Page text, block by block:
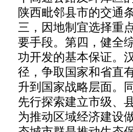
陕西毗邻县市的交通
三，因地制宜选择重
要手段。第四，健全
功开发的基本保证。
径，争取国家和省直
升到国家战略层面。
先行探索建立市级、
为推动区域经济建设